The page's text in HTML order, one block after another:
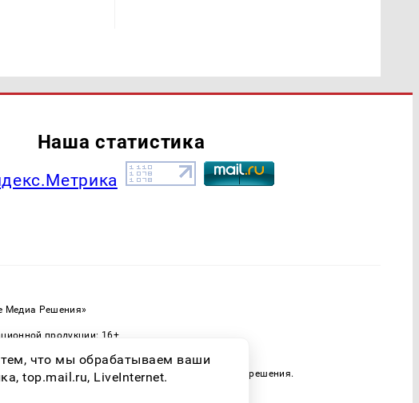
Наша статистика
Медиа Решения»
продукции: 16+
возможно только при наличии письменного разрешения.
что мы обрабатываем ваши
top.mail.ru, LiveInternet.